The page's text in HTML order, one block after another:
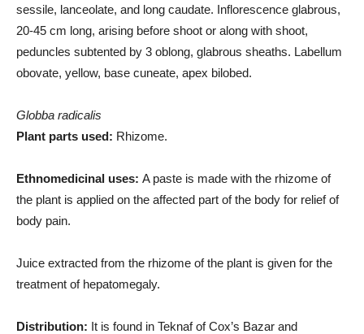
sessile, lanceolate, and long caudate. Inflorescence glabrous,
20-45 cm long, arising before shoot or along with shoot,
peduncles subtented by 3 oblong, glabrous sheaths. Labellum
obovate, yellow, base cuneate, apex bilobed.
Globba radicalis
Plant parts used: Rhizome.
Ethnomedicinal uses: A paste is made with the rhizome of
the plant is applied on the affected part of the body for relief of
body pain.
Juice extracted from the rhizome of the plant is given for the
treatment of hepatomegaly.
Distribution: It is found in Teknaf of Cox’s Bazar and